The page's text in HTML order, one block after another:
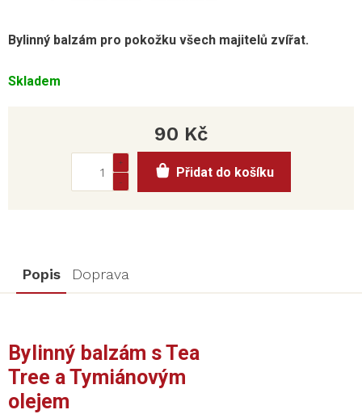
Skladem
Bylinný balzám pro pokožku všech majitelů zvířat.
90 Kč
cena:
Přidat do košíku
Popis Doprava
Bylinný balzám s Tea
Tree a Tymiánovým
olejem